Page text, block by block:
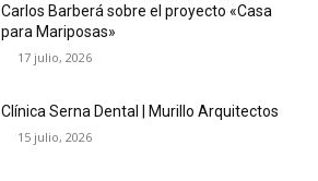
Carlos Barberá sobre el proyecto «Casa
para Mariposas»
17 julio, 2026
Clínica Serna Dental | Murillo Arquitectos
15 julio, 2026